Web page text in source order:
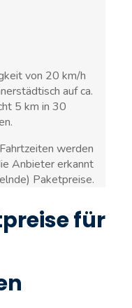
von 20 km/h
auf ca.
5 km in 30
werden
Anbieter erkannt
Paketpreise.
für